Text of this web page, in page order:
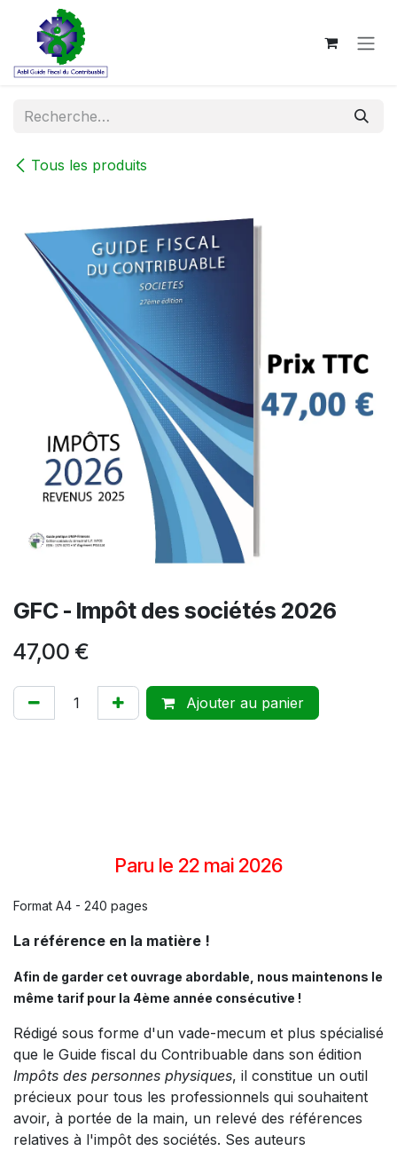
Se rendre au contenu
Tous les produits
GFC - Impôt des sociétés 2026
47,00 €
Ajouter au panier
Paru le 22 mai 2026
Format A4 - 240 pages
La référence en la matière !
Afin de garder cet ouvrage abordable, nous maintenons le
même tarif pour la 4ème année consécutive !
Rédigé sous forme d'un vade-mecum et plus spécialisé
que le Guide fiscal du Contribuable dans son édition
Impôts des personnes physiques, il constitue un outil
précieux pour tous les professionnels qui souhaitent
avoir, à portée de la main, un relevé des références
relatives à l'impôt des sociétés. Ses auteurs